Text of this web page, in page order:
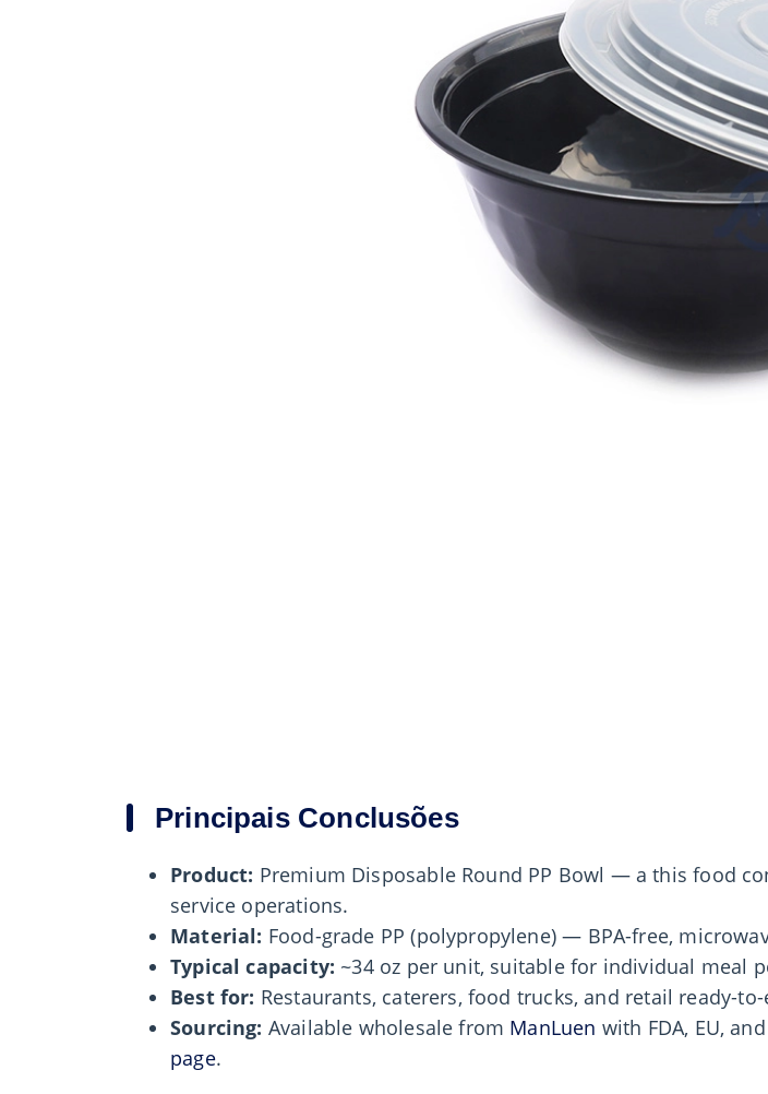
Principais Conclusões
Product: Premium Disposable Round PP Bowl — a this food
service operations.
Material: Food-grade PP (polypropylene) — BPA-free,
Typical capacity: ~34 oz per unit, suitable for individual meal
Best for: Restaurants, caterers, food trucks, and retail ready-
Sourcing: Available wholesale from ManLuen with FDA, EU,
page.